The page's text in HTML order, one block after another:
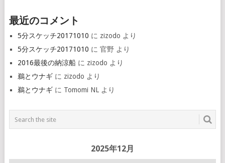
最近のコメント
5分スケッチ20171010 に zizodo より
5分スケッチ20171010 に 官野 より
2016最後の納涼船に zizodo より
鵜とウナギに zizodo より
鵜とウナギに Tomomi NLより
2025年12月